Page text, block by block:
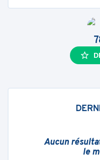
Aucun
le